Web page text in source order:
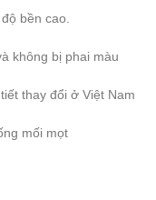
bền cao.
không bị phai màu
thay đổi ở Việt Nam
mối mọt